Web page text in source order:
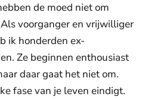
de moed niet om
voorganger en vrijwilliger
ik honderden ex-
Ze beginnen enthousiast
daar gaat het niet om.
fase van je leven eindigt.